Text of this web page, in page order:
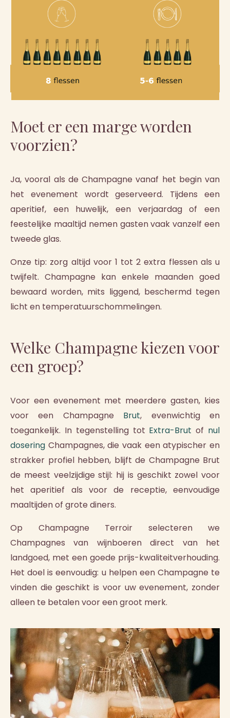
Moet er een marge worden
voorzien?
Ja, vooral als de Champagne vanaf het begin van
het evenement wordt geserveerd. Tijdens een
aperitief, een huwelijk, een verjaardag of een
feestelijke maaltijd nemen gasten vaak vanzelf een
tweede glas.
Onze tip: zorg altijd voor 1 tot 2 extra flessen als u
twijfelt. Champagne kan enkele maanden goed
bewaard worden, mits liggend, beschermd tegen
licht en temperatuurschommelingen.
Welke Champagne kiezen voor
een groep?
Voor een evenement met meerdere gasten, kies
voor een Champagne Brut, evenwichtig en
toegankelijk. In tegenstelling tot Extra-Brut of nul
dosering Champagnes, die vaak een atypischer en
strakker profiel hebben, blijft de Champagne Brut
de meest veelzijdige stijl: hij is geschikt zowel voor
het aperitief als voor de receptie, eenvoudige
maaltijden of grote diners.
Op Champagne Terroir selecteren we
Champagnes van wijnboeren direct van het
landgoed, met een goede prijs-kwaliteitverhouding.
Het doel is eenvoudig: u helpen een Champagne te
vinden die geschikt is voor uw evenement, zonder
alleen te betalen voor een groot merk.